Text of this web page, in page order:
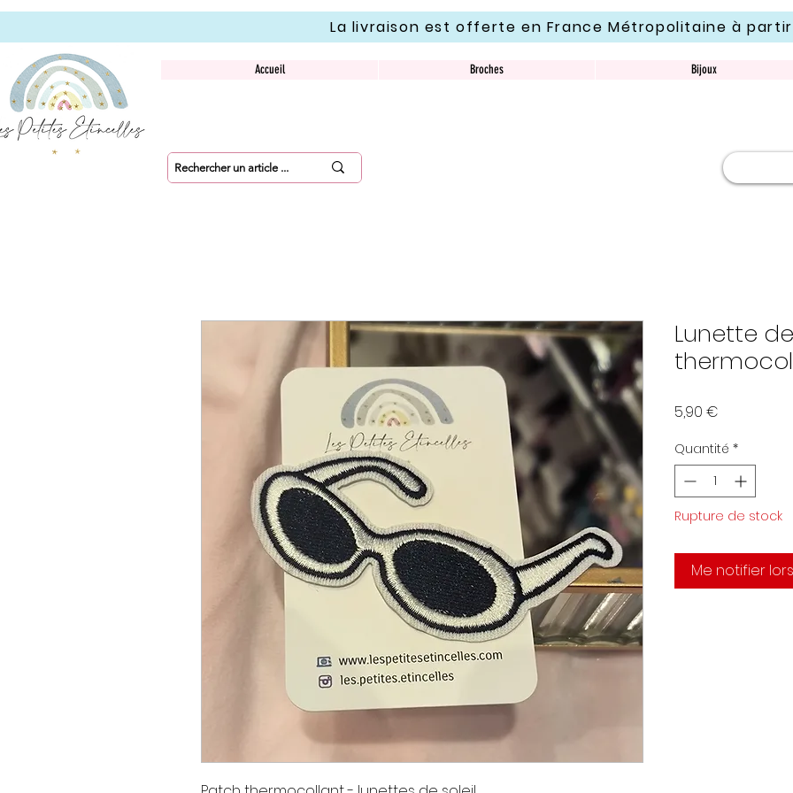
La livraison est offerte en France Métropolitaine à
Accueil Broches Bijoux
Lunette
5,90 €
Quantité *
Rupture de stock
Me notifier